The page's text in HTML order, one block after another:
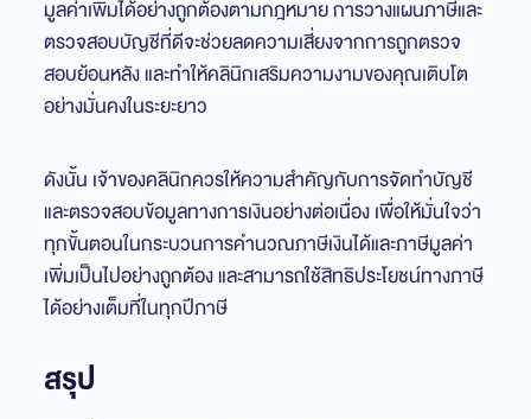
มูลค่าเพิ่มได้อย่างถูกต้องตามกฎหมาย การวางแผนภาษีและ
ตรวจสอบบัญชีที่ดีจะช่วยลดความเสี่ยงจากการถูกตรวจ
สอบย้อนหลัง และทำให้คลินิกเสริมความงามของคุณเติบโต
อย่างมั่นคงในระยะยาว
ดังนั้น เจ้าของคลินิกควรให้ความสำคัญกับการจัดทำบัญชี
และตรวจสอบข้อมูลทางการเงินอย่างต่อเนื่อง เพื่อให้มั่นใจว่า
ทุกขั้นตอนในกระบวนการคำนวณภาษีเงินได้และภาษีมูลค่า
เพิ่มเป็นไปอย่างถูกต้อง และสามารถใช้สิทธิประโยชน์ทางภาษี
ได้อย่างเต็มที่ในทุกปีภาษี
สรุป